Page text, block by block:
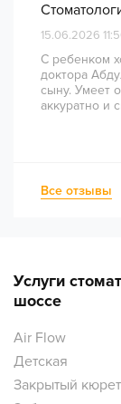
15.06.2026
С ребенком
доктора
сыну. Умеет
аккуратно и
Все отзывы
Услуги
шоссе
Air Flow
Детская
Закрытый